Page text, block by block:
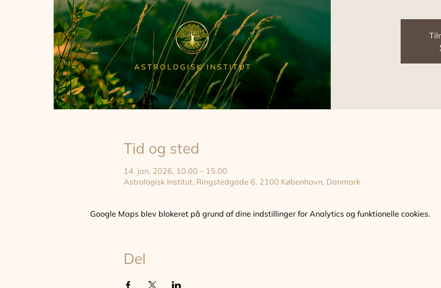
Tid og sted
14. jan. 2026, 10.00 – 15.00
Astrologisk Institut, Ringstedgade 6, 2100 København, Danmark
Google Maps blev blokeret på grund af dine indstillinger for Analytics og funktionelle cookies.
Del